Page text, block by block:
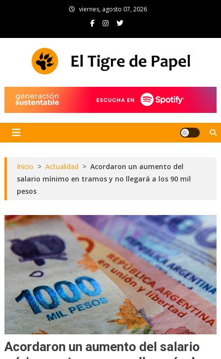
viernes, agosto 07, 2026
Inicio > Actualidad > Acordaron un aumento del
salario mínimo en tramos y no llegará a los 90 mil
pesos
Acordaron un aumento del salario